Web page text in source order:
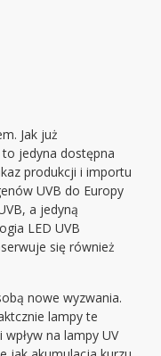
Jak już
jedyna dostępna
produkcji i importu
UVB do Europy
a jedyną
LED UVB
się również
nowe wyzwania.
lampy te
na lampy UV